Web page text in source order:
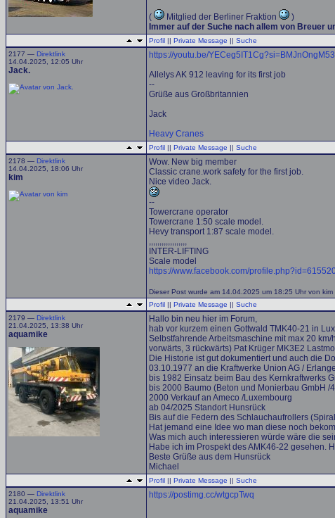
( Mitglied der Berliner Fraktion
)
Immer auf der Suche nach allem von Breuer
Profil || Private Message || Suche
2177 — Direktlink
14.04.2025, 12:05 Uhr
Jack.
https://youtu.be/
Allelys AK 912 leaving for its first job
--
Grüße aus Großbritannien
Jack
Heavy Cranes
Profil || Private Message || Suche
2178 — Direktlink
14.04.2025, 18:06 Uhr
kim
Wow. New big member
Classic crane.work safety for the first job.
Nice video Jack.
--
Towercrane operator
Towercrane 1:50 scale model.
Hevy transport 1:87 scale model.
,,,,,,,,,,,,,,,,,,
INTER-LIFTING
Scale model
https://www.facebook.com/
Dieser Post wurde am 14.04.2025 um 18:25 Uhr von kim
Profil || Private Message || Suche
2179 — Direktlink
21.04.2025, 13:38 Uhr
aquamike
Hallo bin neu hier im Forum,
hab vor kurzem einen Gottwald TMK40-21 in
Selbstfahrende Arbeitsmaschine mit max 20
vorwärts, 3 rückwärts) Pat Krüger MK3E2
Die Historie ist gut dokumentiert und auch die
03.10.1977 an die Kraftwerke Union AG /
bis 1982 Einsatz beim Bau des Kernkraftwerks
bis 2000 Baumo (Beton und Monierbau GmbH /
2000 Verkauf an Ameco /Luxembourg
ab 04/2025 Standort Hunsrück
Bis auf die Federn des Schlauchaufrollers
Hat jemand eine Idee wo man diese noch
Was mich auch interessieren würde wäre die
Habe ich im Prospekt des AMK46-22 gesehen.
Beste Grüße aus dem Hunsrück
Michael
Profil || Private Message || Suche
2180 — Direktlink
21.04.2025, 13:51 Uhr
aquamike
https://postimg.cc/wtgcpTwq